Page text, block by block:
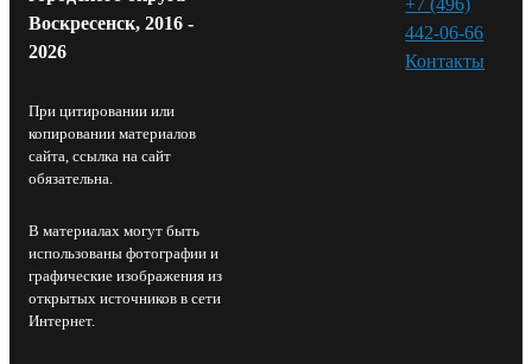
Воскресенск, 2016 -
2026
При цитировании или
копировании материалов
сайта, ссылка на сайт
обязательна.
В материалах могут быть
использованы фотографии и
графические изображения из
открытых источников в сети
Интернет.
442-06-66
Контакты⁠